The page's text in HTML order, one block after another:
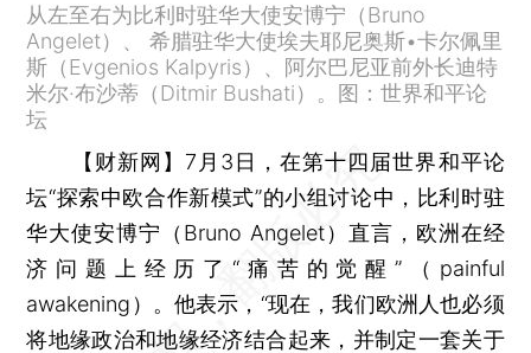
从左至右为比利时驻华大使安博宁（Bruno
Angelet）、 希腊驻华大使埃夫耶尼奥斯•卡尔佩里
斯（Evgenios Kalpyris）、阿尔巴尼亚前外长迪特
米尔·布沙蒂（Ditmir Bushati）。图：世界和平论
坛
【财新网】 7月3日，在第十四届世界和平论
坛“探索中欧合作新模式”的小组讨论中，比利时驻
华大使安博宁（Bruno Angelet）直言，欧洲在经
济问题上经历了“痛苦的觉醒”（painful
awakening）。他表示，“现在，我们欧洲人也必须
将地缘政治和地缘经济结合起来，并制定一套关于